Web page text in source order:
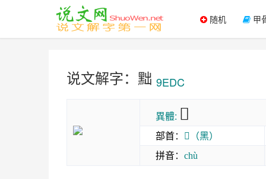
随机 甲
说文解字：黜 9EDC
異體: 𪐽
部首： 𪐗（黑）
拼音： chù